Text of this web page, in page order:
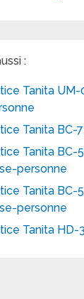
:
Tanita
Tanita BC-
Tanita BC-
personne
Tanita BC-
personne
Tanita HD-